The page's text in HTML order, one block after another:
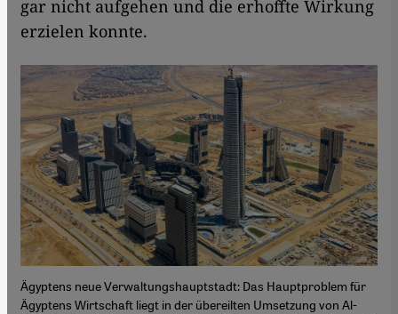
gar nicht aufgehen und die erhoffte Wirkung
erzielen konnte.
Ägyptens neue Verwaltungshauptstadt: Das Hauptproblem für
Ägyptens Wirtschaft liegt in der übereilten Umsetzung von Al-